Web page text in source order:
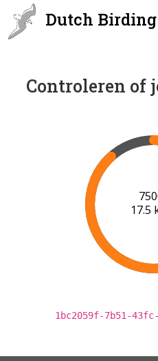
Dutch Birding
Controleren of
17.5
1bc2059f-7b51-